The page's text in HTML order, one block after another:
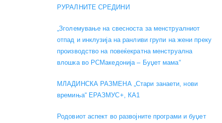
РУРАЛНИТЕ СРЕДИНИ
„Зголемување на свесноста за менструалниот
отпад и инклузија на ранливи групи на жени преку
производство на повеќекратна менструална
влошка во РСМакедонија – Буџет мама“
МЛАДИНСКА РАЗМЕНА „Стари занаети, нови
времиња“ ЕРАЗМУС+, КА1
Родовиот аспект во развојните програми и буџет